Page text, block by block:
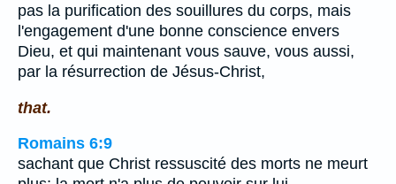
pas la purification des souillures du corps, mais
l'engagement d'une bonne conscience envers
Dieu, et qui maintenant vous sauve, vous aussi,
par la résurrection de Jésus-Christ,
that.
Romains 6:9
sachant que Christ ressuscité des morts ne meurt